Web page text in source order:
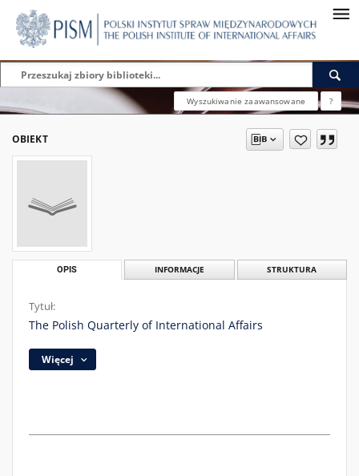
Wyszukiwanie zaawansowane ?
OBIEKT
OPIS INFORMACJE STRUKTURA
Tytuł:
The Polish Quarterly of International Affairs
Więcej